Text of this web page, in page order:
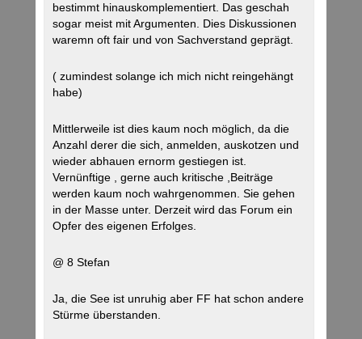
bestimmt hinauskomplementiert. Das geschah
sogar meist mit Argumenten. Dies Diskussionen
waremn oft fair und von Sachverstand geprägt.
( zumindest solange ich mich nicht reingehängt
habe)
Mittlerweile ist dies kaum noch möglich, da die
Anzahl derer die sich, anmelden, auskotzen und
wieder abhauen ernorm gestiegen ist.
Vernünftige , gerne auch kritische ,Beiträge
werden kaum noch wahrgenommen. Sie gehen
in der Masse unter. Derzeit wird das Forum ein
Opfer des eigenen Erfolges.
@ 8 Stefan
Ja, die See ist unruhig aber FF hat schon andere
Stürme überstanden.